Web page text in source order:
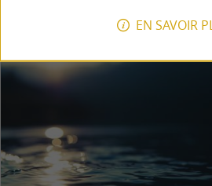
Se loger
EN SAVOIR